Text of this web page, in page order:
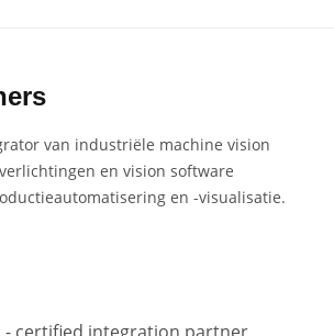
van industriële machine vision
en vision software
en -visualisatie.